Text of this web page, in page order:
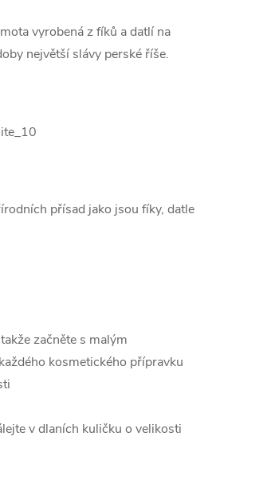
vyrobená z fíků a datlí na
největší slávy perské říše.
přísad jako jsou fíky, datle
začněte s malým
kosmetického přípravku
v dlaních kuličku o velikosti